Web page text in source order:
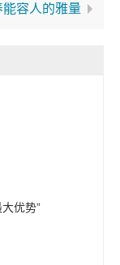
能容人的雅量
优势”